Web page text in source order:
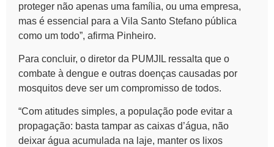
proteger não apenas uma família, ou uma empresa,
mas é essencial para a Vila Santo Stefano pública
como um todo”, afirma Pinheiro.
Para concluir, o diretor da PUMJIL ressalta que o
combate à dengue e outras doenças causadas por
mosquitos deve ser um compromisso de todos.
“Com atitudes simples, a população pode evitar a
propagação: basta tampar as caixas d’água, não
deixar água acumulada na laje, manter os lixos